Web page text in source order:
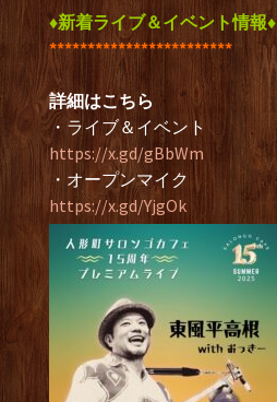
♦新着ライブ＆イベント情報♦
************************
詳細はこちら
・ライブ＆イベント
https://x.gd/gBbWm
・オープンマイク
https://x.gd/YjgOk